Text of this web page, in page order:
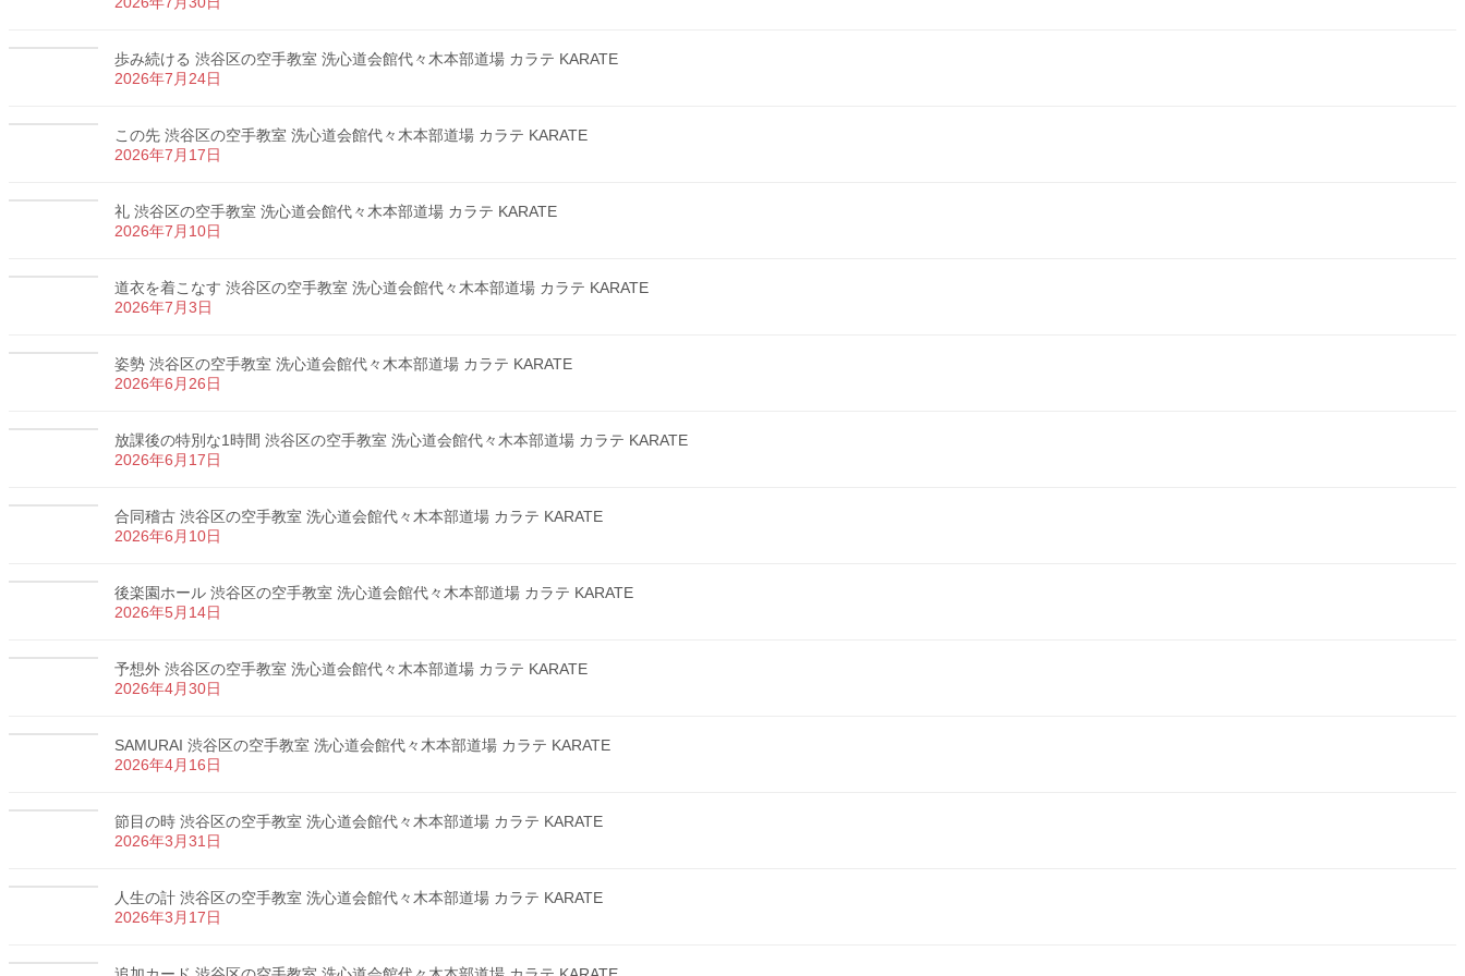
歩み続ける 渋谷区の空手教室 洗心道会館代々木本部道場 カラテ KARATE
2026年7月24日
この先 渋谷区の空手教室 洗心道会館代々木本部道場 カラテ KARATE
2026年7月17日
礼 渋谷区の空手教室 洗心道会館代々木本部道場 カラテ KARATE
2026年7月10日
道衣を着こなす 渋谷区の空手教室 洗心道会館代々木本部道場 カラテ KARATE
2026年7月3日
姿勢 渋谷区の空手教室 洗心道会館代々木本部道場 カラテ KARATE
2026年6月26日
放課後の特別な1時間 渋谷区の空手教室 洗心道会館代々木本部道場 カラテ KARATE
2026年6月17日
合同稽古 渋谷区の空手教室 洗心道会館代々木本部道場 カラテ KARATE
2026年6月10日
後楽園ホール 渋谷区の空手教室 洗心道会館代々木本部道場 カラテ KARATE
2026年5月14日
予想外 渋谷区の空手教室 洗心道会館代々木本部道場 カラテ KARATE
2026年4月30日
SAMURAI 渋谷区の空手教室 洗心道会館代々木本部道場 カラテ KARATE
2026年4月16日
節目の時 渋谷区の空手教室 洗心道会館代々木本部道場 カラテ KARATE
2026年3月31日
人生の計 渋谷区の空手教室 洗心道会館代々木本部道場 カラテ KARATE
2026年3月17日